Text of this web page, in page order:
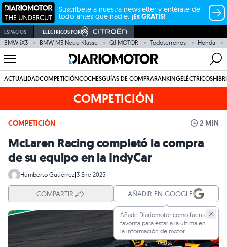
Suscríbete a nuestra newsletter y entérate de
todo antes que nadie. ¡Es GRATIS!
ESPACIOS ELÉCTRICOS POR
BMW iX3 BMW M3 Neue Klasse QJ MOTOR Todoterrenos Honda
ACTUALIDADCOMPETICIÓNCOCHESGUÍAS DE COMPRARANKINGELÉCTRICOS
COMPETICIÓN
COMPETICIÓN 2 MIN
McLaren Racing completó la compra
de su equipo en la IndyCar
Humberto Gutiérrez|3 Ene 2025
COMPARTIR AÑADIR EN GOOGLE
Añade Diariomotor como fuente
favorita para estar a la última en
la información de motor.